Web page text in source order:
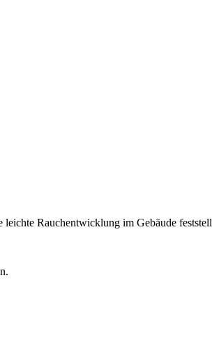
Rauchentwicklung im Gebäude